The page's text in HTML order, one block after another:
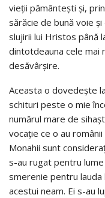
vieții pământești și,
sărăcie de bună voie
slujirii lui Hristos până
dintotdeauna cele
desăvârșire.
Aceasta o dovedește
schituri peste o mie
numărul mare de
vocație ce o au
Monahii sunt
s-au rugat pentru
smerenie pentru lauda
acestui neam. Ei s-au